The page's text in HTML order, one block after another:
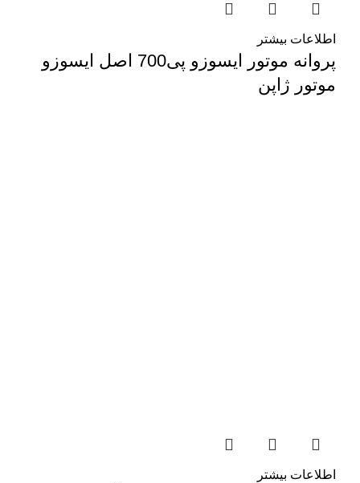
اطلاعات بیشتر
پروانه موتور ایسوزو پی700 اصل ایسوزو
موتور ژاپن
اطلاعات بیشتر